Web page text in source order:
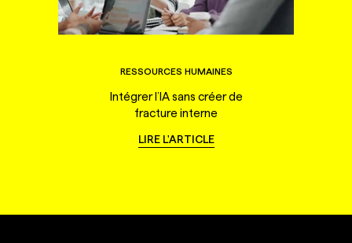
RESSOURCES HUMAINES
Intégrer l’IA sans créer de
fracture interne
LIRE L'ARTICLE